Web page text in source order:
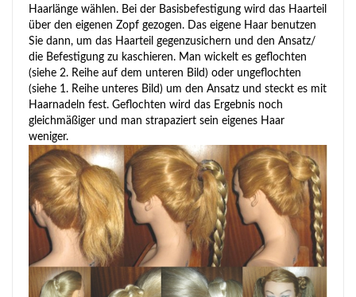
Haarlänge wählen. Bei der Basisbefestigung wird das Haarteil
über den eigenen Zopf gezogen. Das eigene Haar benutzen
Sie dann, um das Haarteil gegenzusichern und den Ansatz/
die Befestigung zu kaschieren. Man wickelt es geflochten
(siehe 2. Reihe auf dem unteren Bild) oder ungeflochten
(siehe 1. Reihe unteres Bild) um den Ansatz und steckt es mit
Haarnadeln fest. Geflochten wird das Ergebnis noch
gleichmäßiger und man strapaziert sein eigenes Haar
weniger.